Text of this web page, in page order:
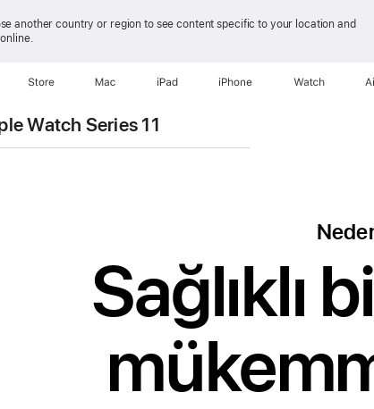
another country or region to see content specific to your location and
Store Mac iPad iPhone Watch
Watch Series 11
Sağlıklı